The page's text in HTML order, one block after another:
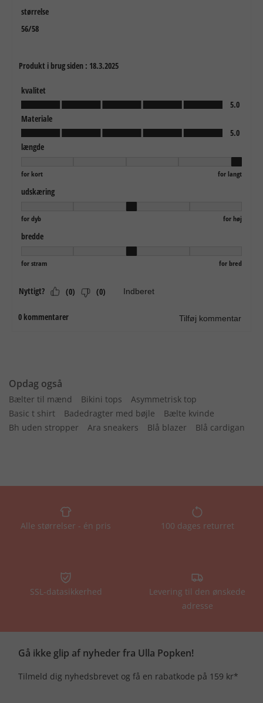
Opdag også
Bælter til mænd Bikini tops
Asymmetrisk top
Basic t shirt
Badedragter med bøjle
Bælte kvinde
Bh uden stropper
Ara sneakers Blå blazer Blå cardigan
Alle størrelser - én pris 100 dages returret
SSL-datasikkerhed
Levering til den ønskede
adresse
Gå ikke glip af nyheder fra Ulla Popken!
Tilmeld dig nyhedsbrevet og få en rabatkode på 159 kr*